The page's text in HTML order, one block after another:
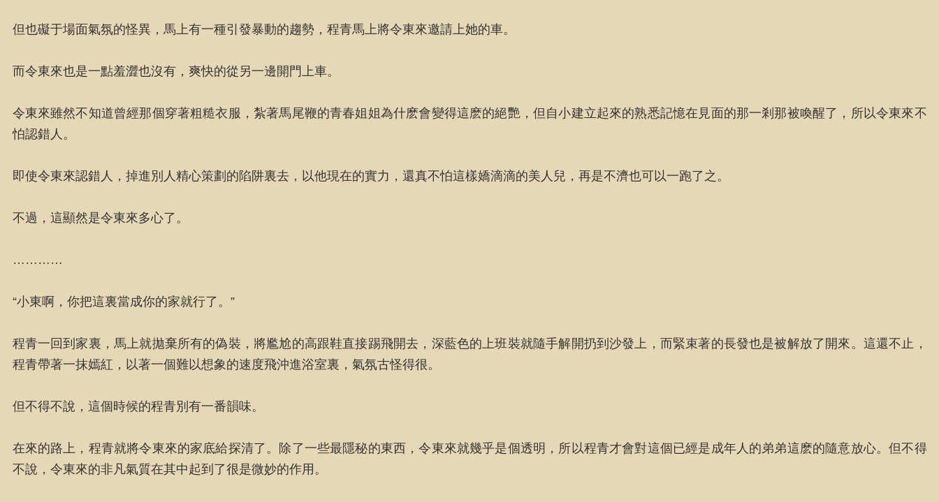
但也礙于場面氣氛的怪異，馬上有一種引發暴動的趨勢，程青馬上將令東來邀請上她的車。
而令東來也是一點羞澀也沒有，爽快的從另一邊開門上車。
令東來雖然不知道曾經那個穿著粗糙衣服，紮著馬尾鞭的青春姐姐為什麽會變得這麽的絕艷，但自小建立起來的熟悉記憶在見面的那一剎那被喚醒了，所以令東來不
怕認錯人。
即使令東來認錯人，掉進別人精心策劃的陷阱裏去，以他現在的實力，還真不怕這樣嬌滴滴的美人兒，再是不濟也可以一跑了之。
不過，這顯然是令東來多心了。
…………
“小東啊，你把這裏當成你的家就行了。”
程青一回到家裏，馬上就拋棄所有的偽裝，將尷尬的高跟鞋直接踢飛開去，深藍色的上班裝就隨手解開扔到沙發上，而緊束著的長發也是被解放了開來。這還不止，
程青帶著一抹嫣紅，以著一個難以想象的速度飛沖進浴室裏，氣氛古怪得很。
但不得不說，這個時候的程青別有一番韻味。
在來的路上，程青就將令東來的家底給探清了。除了一些最隱秘的東西，令東來就幾乎是個透明，所以程青才會對這個已經是成年人的弟弟這麽的隨意放心。但不得
不說，令東來的非凡氣質在其中起到了很是微妙的作用。